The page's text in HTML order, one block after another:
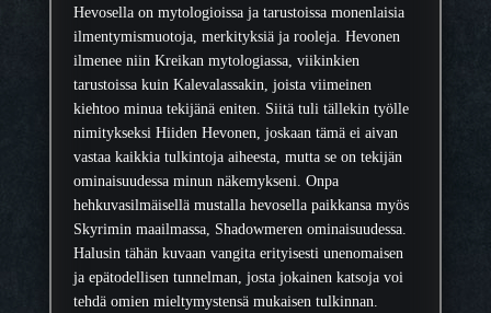
ä
r
ä
Hevosella on mytologioissa ja tarustoissa monenlaisia
ilmentymismuotoja, merkityksiä ja rooleja. Hevonen
ilmenee niin Kreikan mytologiassa, viikinkien
tarustoissa kuin Kalevalassakin, joista viimeinen
kiehtoo minua tekijänä eniten. Siitä tuli tällekin työlle
nimitykseksi Hiiden Hevonen, joskaan tämä ei aivan
vastaa kaikkia tulkintoja aiheesta, mutta se on tekijän
ominaisuudessa minun näkemykseni. Onpa
hehkuvasilmäisellä mustalla hevosella paikkansa myös
Skyrimin maailmassa, Shadowmeren ominaisuudessa.
Halusin tähän kuvaan vangita erityisesti unenomaisen
ja epätodellisen tunnelman, josta jokainen katsoja voi
tehdä omien mieltymystensä mukaisen tulkinnan.